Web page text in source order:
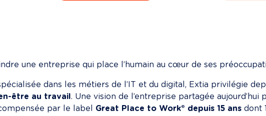
une entreprise qui place l’humain au cœur de ses
dans les métiers de l’IT et du digital, Extia privilégie
être au travail . Une vision de l’entreprise partagée
par le label Great Place to Work® depuis 15 ans dont